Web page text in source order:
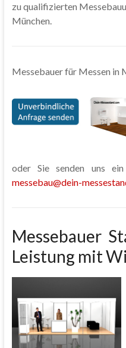
zu qualifizierten
München.
Messebauer für Messen in
oder Sie senden uns
messebau@dein-
Messebauer
Leistung mit